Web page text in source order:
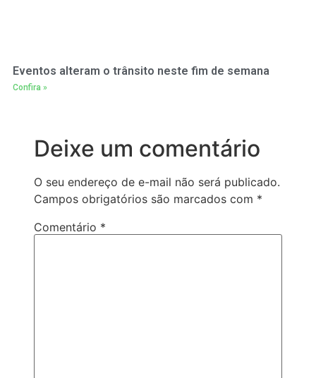
Eventos alteram o trânsito neste fim de semana
Confira »
Deixe um comentário
O seu endereço de e-mail não será publicado.
Campos obrigatórios são marcados com *
Comentário *